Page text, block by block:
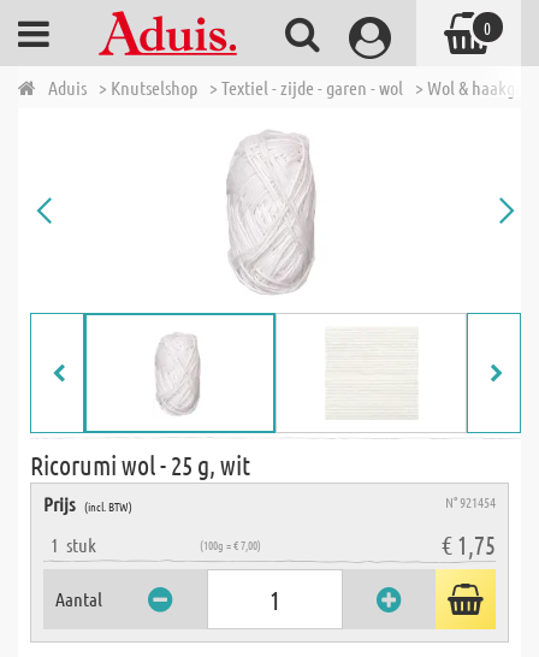
Aduis > Knutselshop > Textiel - zijde - garen - wol > Wol &
Ricorumi wol - 25 g, wit
Prijs (incl. BTW) N° 921454
1 stuk (100g = € 7,00) € 1,75
Aantal
0